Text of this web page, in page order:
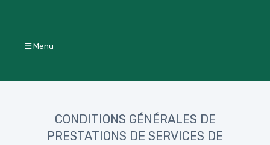
Menu
CONDITIONS GÉNÉRALES DE
PRESTATIONS DE SERVICES DE